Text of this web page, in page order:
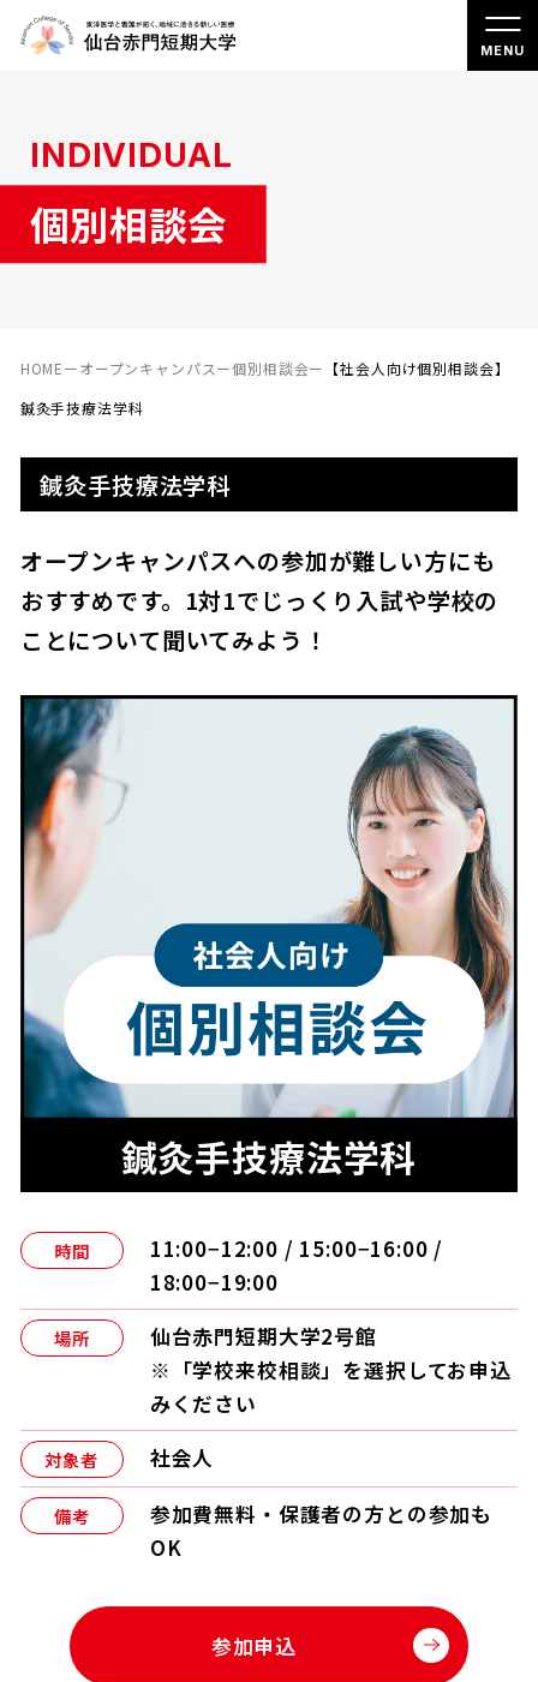
INDIVIDUAL
個別相談会
HOMEーオープンキャンパスー個別相談会ー 【社会人向け個別相談会】
鍼灸手技療法学科
鍼灸手技療法学科
オープンキャンパスへの参加が難しい方にも
おすすめです。1対1でじっくり入試や学校の
ことについて聞いてみよう！
鍼灸手技療法学科
時間
11:00−12:00 / 15:00−16:00 /
18:00−19:00
場所
仙台赤門短期大学2号館
※「学校来校相談」を選択してお申込
みください
対象者 社会人
備考
参加費無料・保護者の方との参加も
OK
参加申込